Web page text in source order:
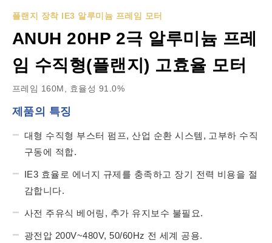
플랜지 장착 IE3 알루미늄 프레임 모터
ANUH 20HP 2극 알루미늄 프레
임 수직형(플랜지) 고효율 모터
프레임 160M, 효율성 91.0%
제품의 특징
대형 수직형 부스터 펌프, 산업 순환 시스템, 고부하 수직
구동에 적합.
IE3 효율로 에너지 규제를 충족하고 장기 전력 비용을 절
감합니다.
사전 주유식 베어링, 추가 유지보수 불필요.
광전압 200V~480V, 50/60Hz 전 세계 공용.